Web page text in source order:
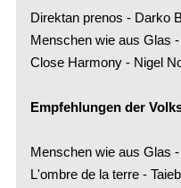
Direktan prenos - Darko
Menschen wie aus Glas
Close Harmony - Nigel
Empfehlungen der
Menschen wie aus Glas
L'ombre de la terre -